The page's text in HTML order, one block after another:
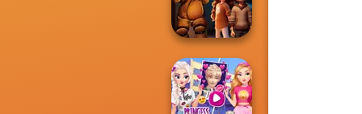
Color
FNAF Horror At
Home